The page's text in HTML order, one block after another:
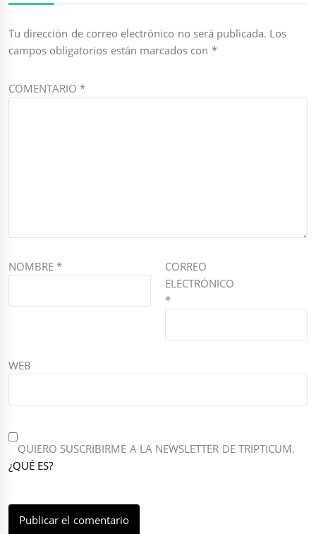
Tu dirección de correo electrónico no será publicada. Los
campos obligatorios están marcados con *
COMENTARIO*
NOMBRE*
CORREO
ELECTRÓNICO
*
WEB
QUIERO SUSCRIBIRME A LA NEWSLETTER DE TRIPTICUM.
¿QUÉ ES?